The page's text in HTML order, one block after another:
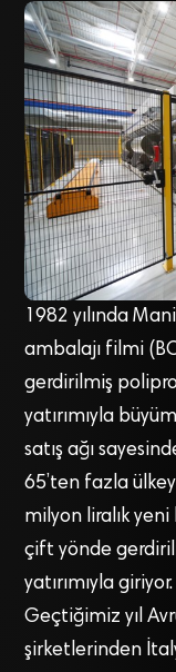
1982 yılında
ambalajı filmi
gerdirilmiş
yatırımıyla
satış ağı
65’ten fazla
milyon liralık
çift yönde
yatırımıyla giriyor.
Geçtiğimiz yıl
şirketlerinden